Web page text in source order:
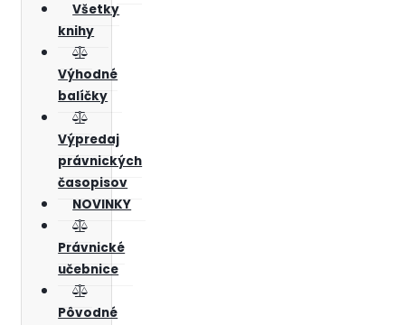
Všetky
knihy
Výhodné
balíčky
Výpredaj
právnických
časopisov
NOVINKY
Právnické
učebnice
Pôvodné